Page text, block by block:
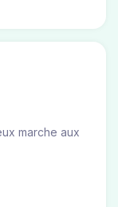
marche aux